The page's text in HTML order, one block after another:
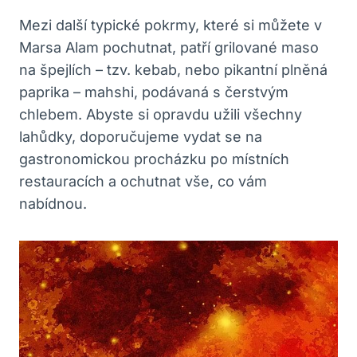
Mezi další typické pokrmy, které si můžete v
Marsa Alam pochutnat, patří grilované maso
na špejlích – tzv. kebab, nebo pikantní plněná
paprika – mahshi, podávaná s čerstvým
chlebem. Abyste si opravdu užili všechny
lahůdky, doporučujeme vydat se na
gastronomickou procházku po místních
restauracích a ochutnat vše, co vám
nabídnou.